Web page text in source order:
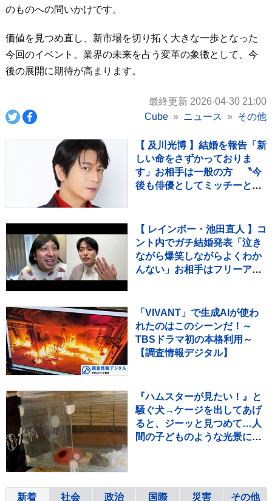
のものへの問いかけです。
価値を見つめ直し、新市場を切り拓く大きな一歩となった
今回のイベント。業界の未来を占う変革の象徴として、今
後の展開に期待が高まります。
最終更新 2026-04-30 21:00
Cube
ニュース その他
【 及川光博 】結婚を報告「新
しい命をさずかっておりま
す」お相手は一般の方 〝今
後も俳優としてミッチーとし
【 レインボー・池田直人 】コ
ント内でガチ結婚発表「泣き
ながら爆笑しながらよくわか
んない」お相手はフリーアナ
「VIVANT」で生成AIが使わ
れたのはこのシーンだ！～
TBSドラマ初の本格利用～
【調査情報デジタル】
『ハムスターが見たい！』と
騒ぐ犬→ケージを出してあげ
ると、ジーッと見つめて…人
間の子どものような光景に反
新着 社会 政治 国際 災害 その他